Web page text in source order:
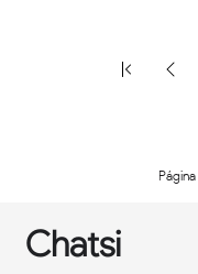
Página
Chatsi